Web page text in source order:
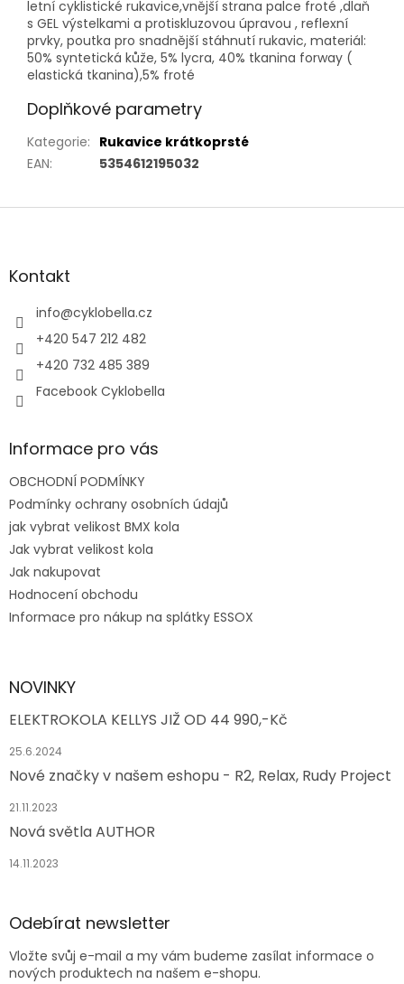
letní cyklistické rukavice,vnější strana palce froté ,dlaň
s GEL výstelkami a protiskluzovou úpravou , reflexní
prvky, poutka pro snadnější stáhnutí rukavic, materiál:
50% syntetická kůže, 5% lycra, 40% tkanina forway (
elastická tkanina),5% froté
Doplňkové parametry
Kategorie: Rukavice krátkoprsté
EAN: 5354612195032
Z
aKontakt
info@cyklobella.cz
+420 547 212 482
+420 732 485 389
Facebook Cyklobella
Informace pro vás
OBCHODNÍ PODMÍNKY
Podmínky ochrany osobních údajů
jak vybrat velikost BMX kola
Jak vybrat velikost kola
Jak nakupovat
Hodnocení obchodu
Informace pro nákup na splátky ESSOX
NOVINKY
ELEKTROKOLA KELLYS JIŽ OD 44 990,-Kč
25.6.2024
Nové značky v našem eshopu - R2, Relax, Rudy Project
21.11.2023
Nová světla AUTHOR
14.11.2023
Odebírat newsletter
Vložte svůj e-mail a my vám budeme zasílat informace o
nových produktech na našem e-shopu.